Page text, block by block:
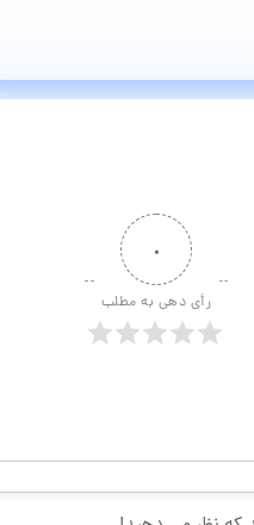
۰
رأی دهی به مطلب